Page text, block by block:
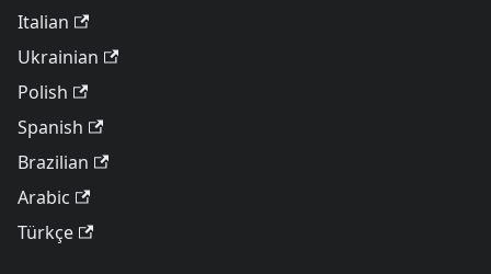
Italian
Ukrainian
Polish
Spanish
Brazilian
Arabic
Türkçe